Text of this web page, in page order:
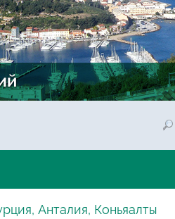
Анталия, Коньяалты